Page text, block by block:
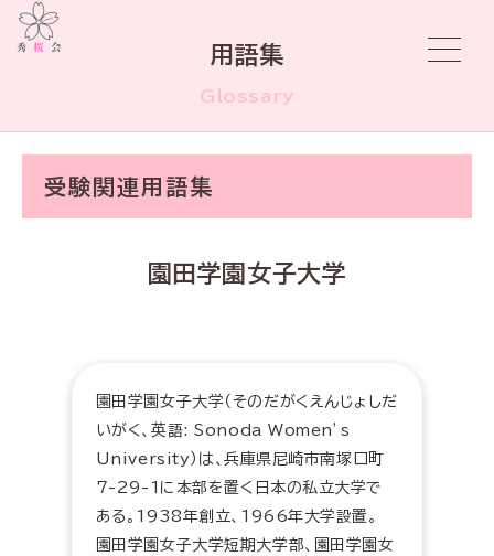
用語集
Glossary
受験関連用語集
園田学園女子大学
園田学園女子大学（そのだがくえんじょしだ
いがく、英語: Sonoda Women’s
University）は、兵庫県尼崎市南塚口町
7-29-1に本部を置く日本の私立大学で
ある。1938年創立、1966年大学設置。
園田学園女子大学短期大学部、園田学園女